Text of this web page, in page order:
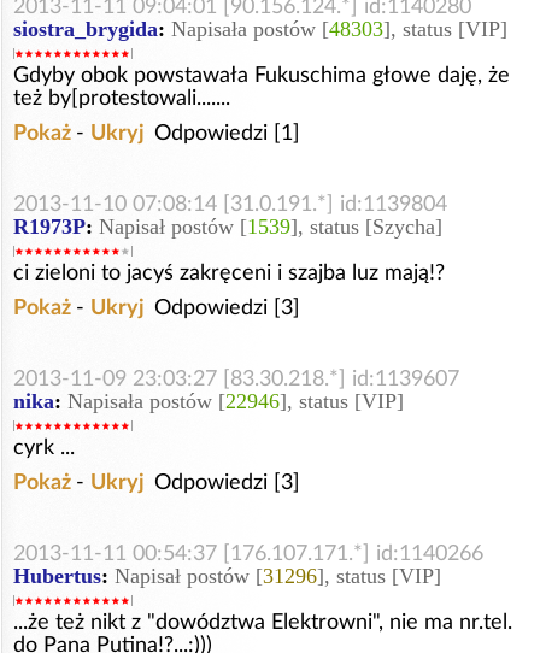
2013-11-11 09:04:01 [90.156.124.*] id:1140280
siostra_brygida: Napisała postów [48303], status [VIP]
Gdyby obok powstawała Fukuschima głowe daję, że
też by[protestowali.......
Pokaż - Ukryj Odpowiedzi [1]
2013-11-10 07:08:14 [31.0.191.*] id:1139804
R1973P: Napisał postów [1539], status [Szycha]
ci zieloni to jacyś zakręceni i szajba luz mają!?
Pokaż - Ukryj Odpowiedzi [3]
2013-11-09 23:03:27 [83.30.218.*] id:1139607
nika: Napisała postów [22946], status [VIP]
cyrk ...
Pokaż - Ukryj Odpowiedzi [3]
2013-11-11 00:54:37 [176.107.171.*] id:1140266
Hubertus: Napisał postów [31296], status [VIP]
...że też nikt z "dowództwa Elektrowni", nie ma nr.tel.
do Pana Putina!?...:)))